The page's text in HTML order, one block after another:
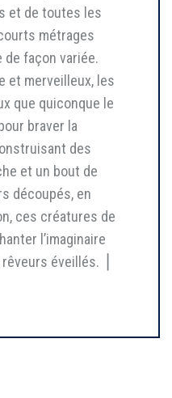
et de toutes les
métrages
façon variée.
et merveilleux, les
que quiconque le
braver la
des
et un bout de
découpés, en
ces créatures de
l’imaginaire
éveillés. ⎥